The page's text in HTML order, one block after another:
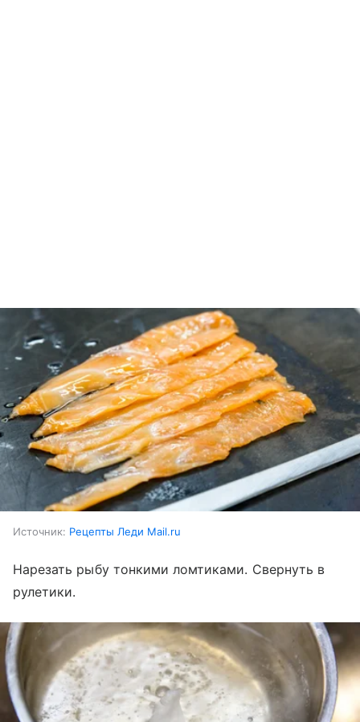
Источник: Рецепты Леди Mail.ru
Нарезать рыбу тонкими ломтиками. Свернуть в
рулетики.